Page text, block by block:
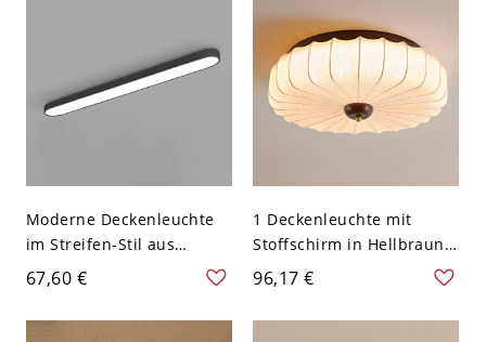
Moderne Deckenleuchte
im Streifen-Stil aus
Aluminium mit LED-
Technologie für das Büro -
110V-120V 62,23 cm
67,60 €
1 Deckenleuchte mit
Stoffschirm in Hellbraun
mit Pflaumenfeder-Optik -
110V-120V 40,64 cm
96,17 €